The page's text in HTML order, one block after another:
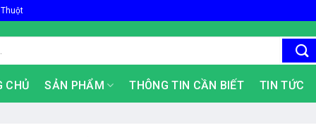
Thuột
CHỦ SẢN PHẨM THÔNG TIN CẦN BIẾT TIN TỨC